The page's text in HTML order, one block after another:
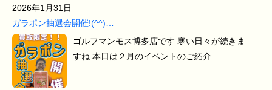
2026年1月31日
ガラポン抽選会開催!(^^)…
ゴルフマンモス博多店です 寒い日々が続きま
すね 本日は２月のイベントのご紹介 …